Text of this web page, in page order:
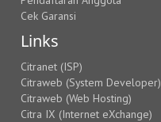
Cek Garansi
Links
Citranet (ISP)
Citraweb (System Developer)
Citraweb (Web Hosting)
Citra IX (Internet eXchange)